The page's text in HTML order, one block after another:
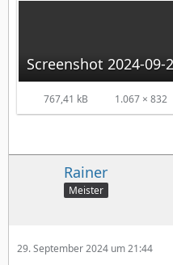
Screenshot 2024-09-
767,41 kB 1.067 × 832
Rainer
Meister
29. September 2024 um 21:44